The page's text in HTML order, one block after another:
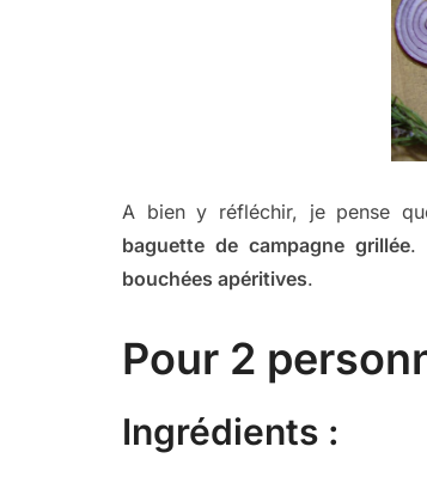
A bien y réfléchir, je pense
baguette de campagne grillée.
bouchées apéritives.
Pour 2
Ingrédients :